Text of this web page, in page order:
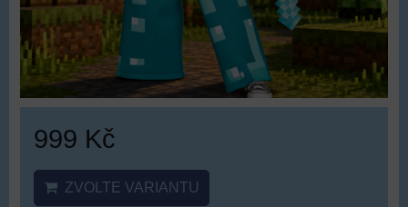
999 Kč
ZVOLTE VARIANTU